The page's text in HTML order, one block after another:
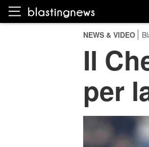
NEWS & VIDEO
Il
per